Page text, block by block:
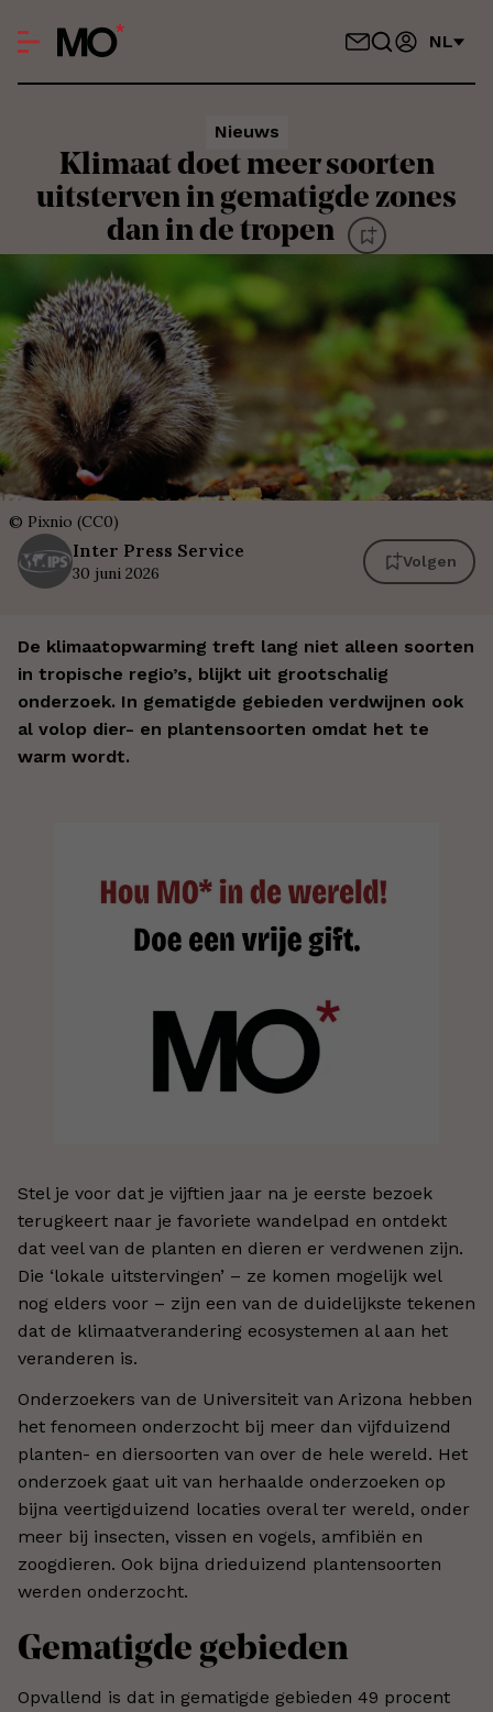
NL
Nieuws
Klimaat doet meer soorten
uitsterven in gematigde zones
dan in de tropen
© Pixnio (CC0)
Inter Press Service
30 juni 2026
Volgen
De klimaatopwarming treft lang niet alleen soorten
in tropische regio’s, blijkt uit grootschalig
onderzoek. In gematigde gebieden verdwijnen ook
al volop dier- en plantensoorten omdat het te
warm wordt.
Stel je voor dat je vijftien jaar na je eerste bezoek
terugkeert naar je favoriete wandelpad en ontdekt
dat veel van de planten en dieren er verdwenen zijn.
Die ‘lokale uitstervingen’ – ze komen mogelijk wel
nog elders voor – zijn een van de duidelijkste tekenen
dat de klimaatverandering ecosystemen al aan het
veranderen is.
Onderzoekers van de Universiteit van Arizona hebben
het fenomeen onderzocht bij meer dan vijfduizend
planten- en diersoorten van over de hele wereld. Het
onderzoek gaat uit van herhaalde onderzoeken op
bijna veertigduizend locaties overal ter wereld, onder
meer bij insecten, vissen en vogels, amfibiën en
zoogdieren. Ook bijna drieduizend plantensoorten
werden onderzocht.
Gematigde gebieden
Opvallend is dat in gematigde gebieden 49 procent